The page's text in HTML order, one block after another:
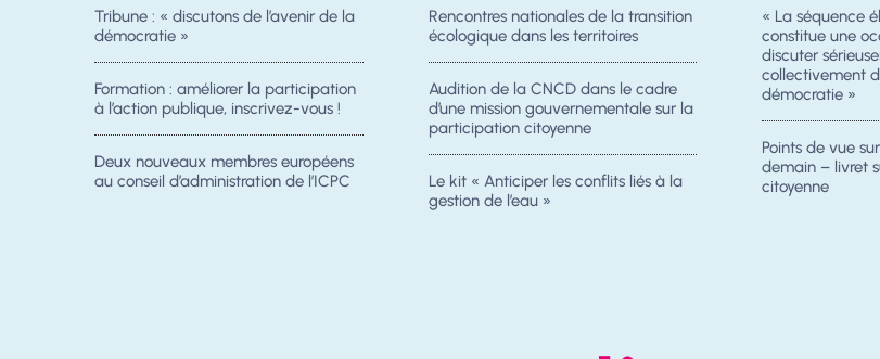
Tribune : « discutons de l’avenir de la
démocratie »
Formation : améliorer la participation
à l’action publique, inscrivez-vous !
Deux nouveaux membres européens
au conseil d’administration de l’ICPC
Rencontres nationales de la transition
écologique dans les territoires
Audition de la CNCD dans le cadre
d’une mission gouvernementale sur la
participation citoyenne
Le kit « Anticiper les conflits liés à la
gestion de l’eau »
« La séquence
constitue une
discuter
collectivement
démocratie »
Points de vue
demain – livret
citoyenne